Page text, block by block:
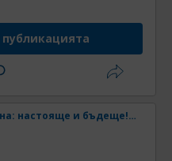
ЕС и Еврозона: настояще и бъдеще! Част 33